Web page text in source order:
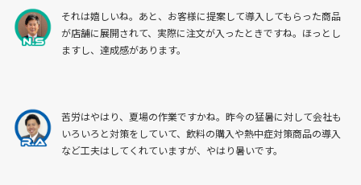
それは嬉しいね。あと、お客様に提案して導入してもらった商品
が店舗に展開されて、実際に注文が入ったときですね。ほっとし
ますし、達成感があります。
苦労はやはり、夏場の作業ですかね。昨今の猛暑に対して会社も
いろいろと対策をしていて、飲料の購入や熱中症対策商品の導入
など工夫はしてくれていますが、やはり暑いです。